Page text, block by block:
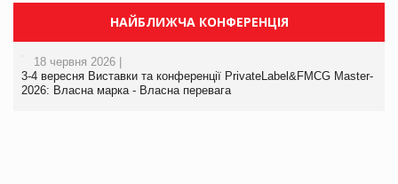
НАЙБЛИЖЧА КОНФЕРЕНЦІЯ
18 червня 2026 |
3-4 вересня Виставки та конференції PrivateLabel&FMCG Master-
2026: Власна марка - Власна перевага